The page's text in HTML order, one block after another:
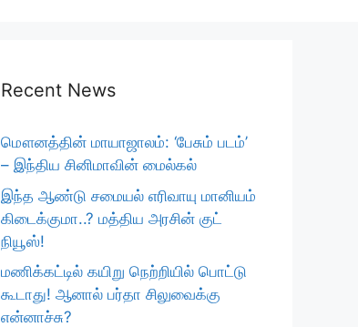
Recent News
மௌனத்தின் மாயாஜாலம்: ‘பேசும் படம்’
– இந்திய சினிமாவின் மைல்கல்
இந்த ஆண்டு சமையல் எரிவாயு மானியம்
கிடைக்குமா..? மத்திய அரசின் குட்
நியூஸ்!
மணிக்கட்டில் கயிறு நெற்றியில் பொட்டு
கூடாது! ஆனால் பர்தா சிலுவைக்கு
என்னாச்சு?